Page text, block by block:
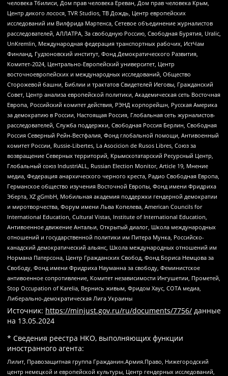
человека Тбилиси, Дом прав человека Ереван, Дом прав человека Крым,
Центр дикого лосося, TVR Studios, ТВ Дождь, Центр европейских
исследований им Вилфрида Мартенса, Сетевое объединение журналистов
расследователей, АЛЛАТРА, За свободную Россию, Свободная Бурятия, Uralic,
UnKremlin, Международная федерация транспортных рабочих, ИстЧам
Финланд, Гудзоновский институт, Фонд Демократического Развития,
Комитет-2024, Центрально-Европейский университет, Центр
восточноевропейских и международных исследований, Общество
Сторожевой башни, Библии и трактатов Свидетелей Иеговы, Гражданский
Совет, Центр анализа европейской политики, Академическая сеть Восточная
Европа, Российский комитет действия, РЭНД корпорейшн, Русская Америка
за демократию в России, Настоящая Россия, Глобальная сеть журналистов-
расследователей, Служба поддержки, Свободная Россия Берлин, Свободная
Россия Северный Рейн-Вестфалия, Фонд глобальной помощи, Антивоенный
комитет России, Russie-Libertes, La Asocicion de Rusos Libres, Союз за
возвращение Северных территорий, Крымскотатарский Ресурсный Центр,
Глобальный союз IndustriALL, Russian Election Monitor, Article 19, Мнение
медиа, Федерация анархического черного креста, Радио Свободная Европа,
Германское общество изучения Восточной Европы, Фонд имени Фридриха
Эберта, XZ gGmbH, Мобильная академия поддержки гендерной демократии
и миротворчества, Форум имени Льва Копелева, American Councils for
International Education, Cultural Vistas, Institute of International Education,
Антивоенное движение Антальи, Открытый диалог, Школа международных
отношений и государственной политики им Питера Мунка, Российско-
канадский демократический альянс, Школа международных отношений им
Нормана Патерсона, Центр Гражданских Свобод, Фонд Бориса Немцова за
Свободу, Фонд имени Фридриха Науманна за свободу, Феминистское
антивоенное сопротивление, Комитет независимости Ингушетии, Прометей,
Stop Occupation of Karelia, Вернись живым, Фридом Хаус, СОТА медиа,
Либерально-демократическая Лига Украины
Источник: https://minjust.gov.ru/ru/documents/7756/ данные
на 13.05.2024
* Сведения реестра НКО, выполняющих функции
иностранного агента:
Лилит, Правозащитная группа Гражданин.Армия.Право, Нижегородский
центр немецкой и европейской культуры, Центр гендерных исследований,